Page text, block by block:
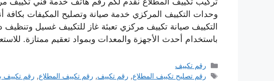
وحدات التكييف المركزي خدمة صيانة وتصليح المكيفات بكافة
التكييف صيانة تكييف مركزي تعبئة غاز للتكييف غسيل
باستخدام أحدث الأجهزة والمعدات وبمواد تعقيم ممتازة.
التصنيفات
رقم تكييف
الوسوم
رقم تصليح تكييف المطلاع, رقم تكييف, رقم تكييف المطلاع, رقم تكييف